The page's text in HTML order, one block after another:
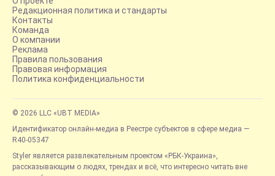
Редакционная политика и стандарты
Контакты
Команда
О компании
Реклама
Правила пользования
Правовая информация
Политика конфиденциальности
© 2026 LLC «UBT MEDIA»
Идентификатор онлайн-медиа в Реестре субъектов в сфере медиа —
R40-05347
Styler является развлекательным проектом «РБК-Украина»,
рассказывающим о людях, трендах и всё, что интересно читать вне